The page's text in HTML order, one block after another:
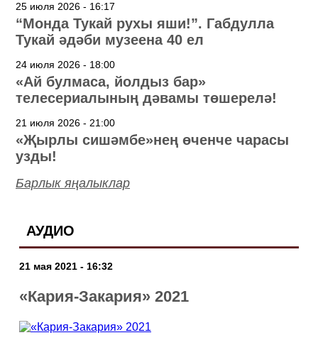
25 июля 2026 - 16:17
“Монда Тукай рухы яши!”. Габдулла
Тукай әдәби музеена 40 ел
24 июля 2026 - 18:00
«Ай булмаса, йолдыз бар»
телесериалының дәвамы төшерелә!
21 июля 2026 - 21:00
«Җырлы сишәмбе»нең өченче чарасы
узды!
Барлык яңалыклар
АУДИО
21 мая 2021 - 16:32
«Кария-Закария» 2021